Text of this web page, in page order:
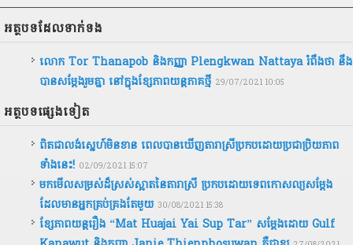
អត្ថបទ​ដែល​ទាក់ទង
លោក Tor Thanapob និងកញ្ញា Plengkwan Nattaya រំពឹងថា នឹង
បានសម្ដែងរួមគ្នា នៅក្នុងខ្សែភាពយន្ដភាគថ្មី 29/07/2021 10:05
អត្ថបទ​ផ្សេងទៀត
ពិតជាលង់ស្នេហ៍មិនខាន ពេលបានឃើញតារាស្រីប្រកបដោយប្រជាប្រិយភាព
ទាំងនេះ! 02/09/2021 15:07
មកមើលសម្រស់ដ៏ស្រស់ស្អាតនៃតារាស្រី ប្រកបដោយទេពកោសល្យសម្ដែង
ដែលមានអ្នកគ្រប់គ្រងតែមួយ 30/08/2021 15:38
ខ្សែភាពយន្ដរឿង “Mat Huajai Yai Sup Tar” សម្ដែងដោយ Gulf